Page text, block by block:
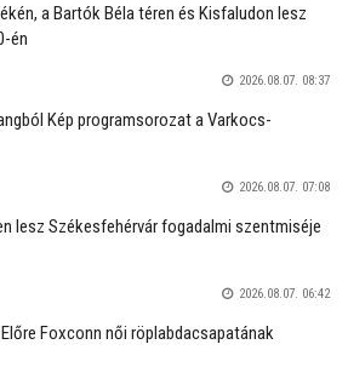
a Bartók Béla téren és Kisfaludon lesz
én
2026.08.07. 08:37
Kép programsorozat a Varkocs-
2026.08.07. 07:08
lesz Székesfehérvár fogadalmi szentmiséje
2026.08.07. 06:42
Foxconn női röplabdacsapatának